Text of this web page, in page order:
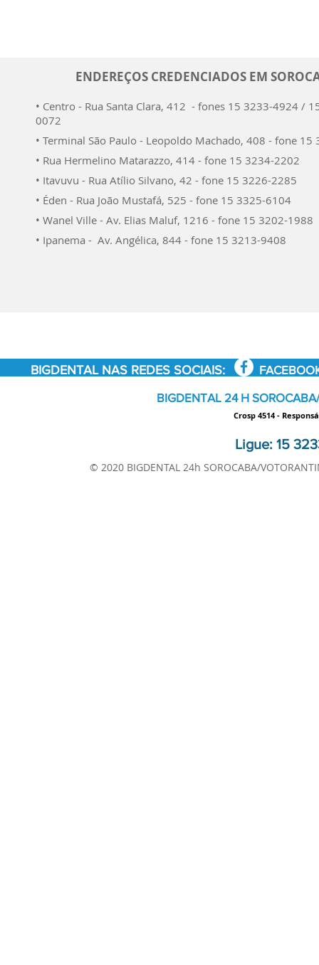
ENDEREÇOS CREDENCIADOS EM
• Centro - Rua Santa Clara, 412 - fones 15 3233-4924 /
0072
• Terminal São Paulo - Leopoldo Machado, 408 - fone 15
• Rua Hermelino Matarazzo, 414 - fone 15 3234-2202
• Itavuvu - Rua Atílio Silvano, 42 - fone 15 3226-2285
• Éden - Rua João Mustafá, 525 - fone 15 3325-6104
• Wanel Ville - Av. Elias Maluf, 1216 - fone 15 3202-1988
• Ipanema - Av. Angélica, 844 - fone 15 3213-9408
BIGDENTAL NAS REDES SOCIAIS:
BIGDENTAL 24 H
Crosp 4514 -
Ligue: 15
© 2020 BIGDENTAL 24h SOROCABA/